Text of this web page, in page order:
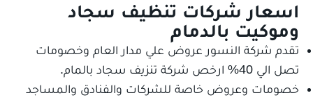
اسعار شركات تنظيف سجاد
وموكيت بالدمام
تقدم شركة النسور عروض علي مدار العام وخصومات
تصل الي 40% ارخص شركة تنزيف سجاد بالمام.
خصومات وعروض خاصة للشركات والفنادق والمساجد